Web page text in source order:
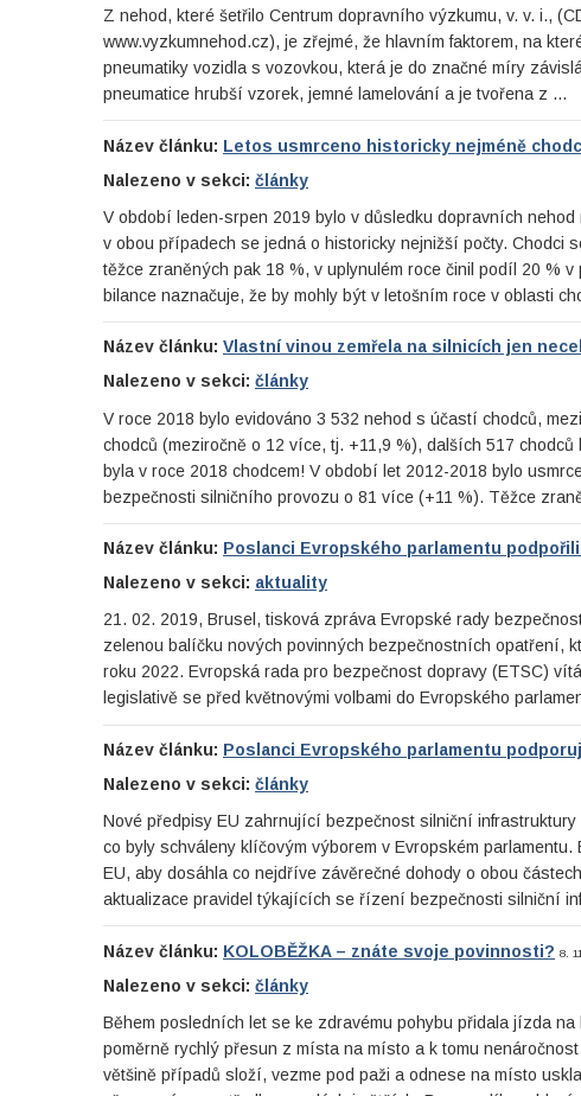
Z nehod, které šetřilo Centrum dopravního výzkumu, v. v. i.,
www.vyzkumnehod.cz), je zřejmé, že hlavním faktorem, na
pneumatiky vozidla s vozovkou, která je do značné míry
pneumatice hrubší vzorek, jemné lamelování a je tvořena z …
Název článku: Letos usmrceno historicky nejméně
Nalezeno v sekci: články
V období leden-srpen 2019 bylo v důsledku dopravních
v obou případech se jedná o historicky nejnižší počty. Chodci
těžce zraněných pak 18 %, v uplynulém roce činil podíl 20 %
bilance naznačuje, že by mohly být v letošním roce v oblasti
Název článku: Vlastní vinou zemřela na silnicích jen
Nalezeno v sekci: články
V roce 2018 bylo evidováno 3 532 nehod s účastí chodců,
chodců (meziročně o 12 více, tj. +11,9 %), dalších 517
byla v roce 2018 chodcem! V období let 2012-2018 bylo
bezpečnosti silničního provozu o 81 více (+11 %). Těžce
Název článku: Poslanci Evropského parlamentu
Nalezeno v sekci: aktuality
21. 02. 2019, Brusel, tisková zpráva Evropské rady
zelenou balíčku nových povinných bezpečnostních opatření,
roku 2022. Evropská rada pro bezpečnost dopravy (ETSC)
legislativě se před květnovými volbami do Evropského
Název článku: Poslanci Evropského parlamentu
Nalezeno v sekci: články
Nové předpisy EU zahrnující bezpečnost silniční
co byly schváleny klíčovým výborem v Evropském
EU, aby dosáhla co nejdříve závěrečné dohody o obou
aktualizace pravidel týkajících se řízení bezpečnosti silniční
Název článku: KOLOBĚŽKA – znáte svoje povinnosti? 8.
Nalezeno v sekci: články
Během posledních let se ke zdravému pohybu přidala jízda
poměrně rychlý přesun z místa na místo a k tomu
většině případů složí, vezme pod paži a odnese na místo